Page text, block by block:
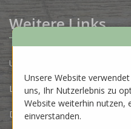
Weitere Links
Unsere Produzenten
Lose Ware Konzept
Dein Eigenlabel
Unsere Website
uns, Ihr Nutzerlebnis zu
Website weiterhin nutzen,
einverstanden.